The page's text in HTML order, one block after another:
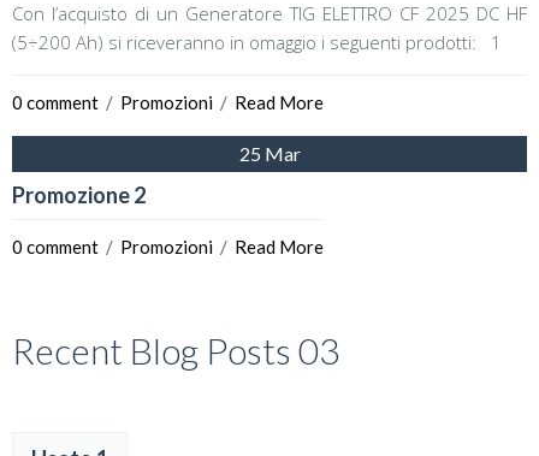
Con l’acquisto di un Generatore TIG ELETTRO CF 2025 DC HF
(5÷200 Ah) si riceveranno in omaggio i seguenti prodotti: 1
0 comment
  /
Promozioni
  /
Read More
25 Mar
Promozione 2
0 comment
  /
Promozioni
  /
Read More
Recent Blog Posts 03